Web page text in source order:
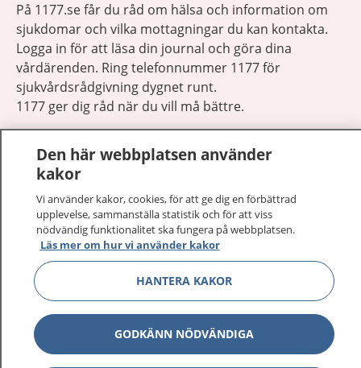
På 1177.se får du råd om hälsa och information om
sjukdomar och vilka mottagningar du kan kontakta.
Logga in för att läsa din journal och göra dina
vårdärenden. Ring telefonnummer 1177 för
sjukvårdsrådgivning dygnet runt.
1177 ger dig råd när du vill må bättre.
1177 på flera språk
Om 1177
Kontakt Visa
Behandling av personuppgifter
Den här webbplatsen använder
kakor
Vi använder kakor, cookies, för att ge dig en förbättrad
upplevelse, sammanställa statistik och för att viss
nödvändig funktionalitet ska fungera på webbplatsen.
Läs mer om hur vi använder kakor
HANTERA KAKOR
GODKÄNN NÖDVÄNDIGA